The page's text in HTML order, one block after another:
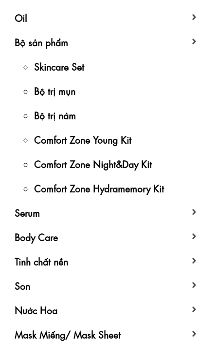
Oil
Bộ sản phẩm
Skincare Set
Bộ trị mụn
Bộ trị nám
Comfort Zone Young Kit
Comfort Zone Night&Day Kit
Comfort Zone Hydramemory Kit
Serum
Body Care
Tinh chất nền
Son
Nước Hoa
Mask Miếng/ Mask Sheet